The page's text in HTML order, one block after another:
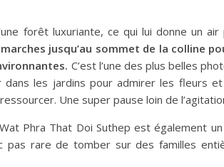
forêt luxuriante, ce qui lui donne un
jusqu’au sommet de la colline
C’est l’une des plus belles
dans les jardins pour admirer les fleurs
Une super pause loin de
Phra That Doi Suthep est également un
pas rare de tomber sur des familles